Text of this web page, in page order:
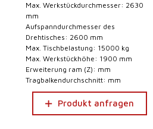
Max. Werkstückdurchmesser: 2630
mm
Aufspanndurchmesser des
Drehtisches: 2600 mm
Max. Tischbelastung: 15000 kg
Max. Werkstückhöhe: 1900 mm
Erweiterung ram (Z): mm
Tragbalkendurchschnitt: mm
Produkt anfragen